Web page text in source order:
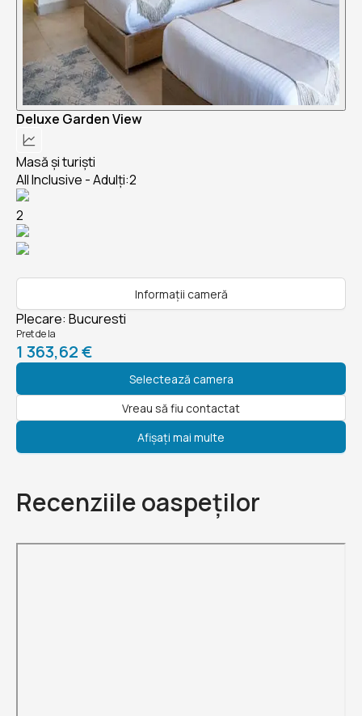
Deluxe Garden View
Masă și turiști
All Inclusive - Adulți:2
2
Informații cameră
Plecare: Bucuresti
Pret de la
1 363,62 €
Selectează camera
Vreau să fiu contactat
Afișați mai multe
Recenziile oaspeților